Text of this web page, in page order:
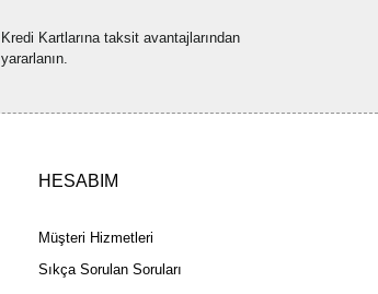
Kredi Kartlarına taksit avantajlarından
yararlanın.
HESABIM
Müşteri Hizmetleri
Sıkça Sorulan Soruları